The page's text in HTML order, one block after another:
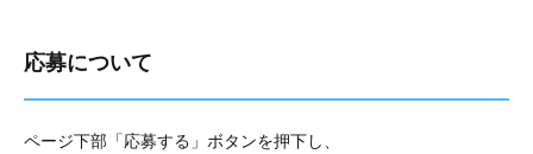
応募について
ページ下部「応募する」ボタンを押下し、